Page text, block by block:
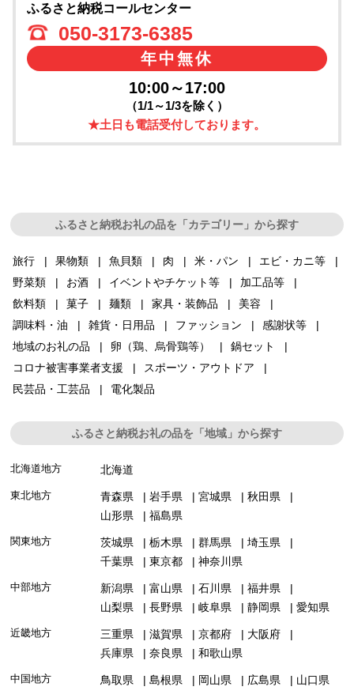
ふるさと納税コールセンター
050-3173-6385
年中無休
10:00～17:00
（1/1～1/3を除く）
★土日も電話受付しております。
ふるさと納税お礼の品を「カテゴリー」から探す
旅行 果物類 魚貝類 肉 米・パン
エビ・カニ等
野菜類
お酒 イベントやチケット等
加工品等
飲料類
菓子 麺類 家具・装飾品
美容
調味料・油
雑貨・日用品 ファッション
感謝状等
地域のお礼の品
卵（鶏、烏骨鶏等）
鍋セット
コロナ被害事業者支援
スポーツ・アウトドア
民芸品・工芸品
電化製品
ふるさと納税お礼の品を「地域」から探す
北海道地方 北海道
東北地方 青森県 岩手県 宮城県
秋田県
山形県
福島県
関東地方 茨城県 栃木県 群馬県
埼玉県
千葉県
東京都 神奈川県
中部地方 新潟県 富山県 石川県
福井県
山梨県
長野県 岐阜県 静岡県 愛知県
近畿地方 三重県 滋賀県 京都府
大阪府
兵庫県
奈良県 和歌山県
中国地方 鳥取県 島根県 岡山県 広島県 山口県